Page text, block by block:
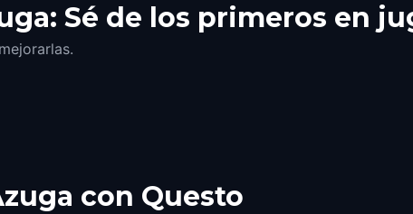
Sé de los primeros en
con Questo